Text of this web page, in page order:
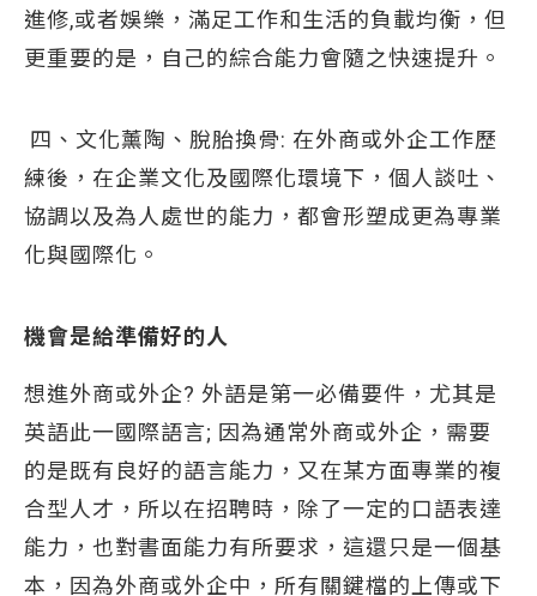
進修,或者娛樂，滿足工作和生活的負載均衡，但
更重要的是，自己的綜合能力會隨之快速提升。
四、文化薰陶、脫胎換骨: 在外商或外企工作歷
練後，在企業文化及國際化環境下，個人談吐、
協調以及為人處世的能力，都會形塑成更為專業
化與國際化。
機會是給準備好的人
想進外商或外企? 外語是第一必備要件，尤其是
英語此一國際語言; 因為通常外商或外企，需要
的是既有良好的語言能力，又在某方面專業的複
合型人才，所以在招聘時，除了一定的口語表達
能力，也對書面能力有所要求，這還只是一個基
本，因為外商或外企中，所有關鍵檔的上傳或下